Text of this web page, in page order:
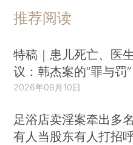
推荐阅读
特稿｜患儿死亡、医
议：韩杰案的“罪与罚”
2026年08月10日
足浴店卖淫案牵出多
有人当股东有人打招